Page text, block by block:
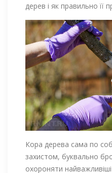
дерев і як правильно її
Кора дерева сама по
захистом, буквально
охороняти